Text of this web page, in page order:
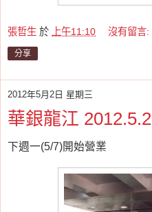
張哲生 於 上午11:10 沒有留言:
分享
2012年5月2日 星期三
華銀龍江 2012.5.2
下週一(5/7)開始營業